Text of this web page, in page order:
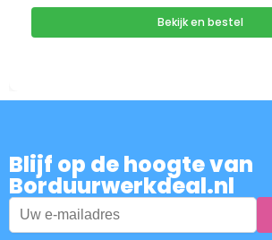
Bekijk en bestel
Blijf op de hoogte van
Borduurwerkdeal.nl